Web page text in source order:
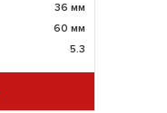
36 мм
60 мм
5.3